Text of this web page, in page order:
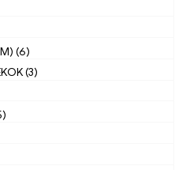
(6)
(3)